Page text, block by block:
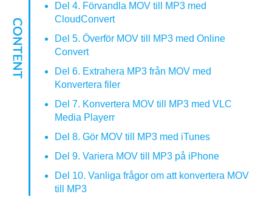
Del 4. Förvandla MOV till MP3 med
CloudConvert
Del 5. Överför MOV till MP3 med Online
Convert
Del 6. Extrahera MP3 från MOV med
Konvertera filer
Del 7. Konvertera MOV till MP3 med VLC
Media Playerr
Del 8. Gör MOV till MP3 med iTunes
Del 9. Variera MOV till MP3 på iPhone
Del 10. Vanliga frågor om att konvertera MOV
till MP3